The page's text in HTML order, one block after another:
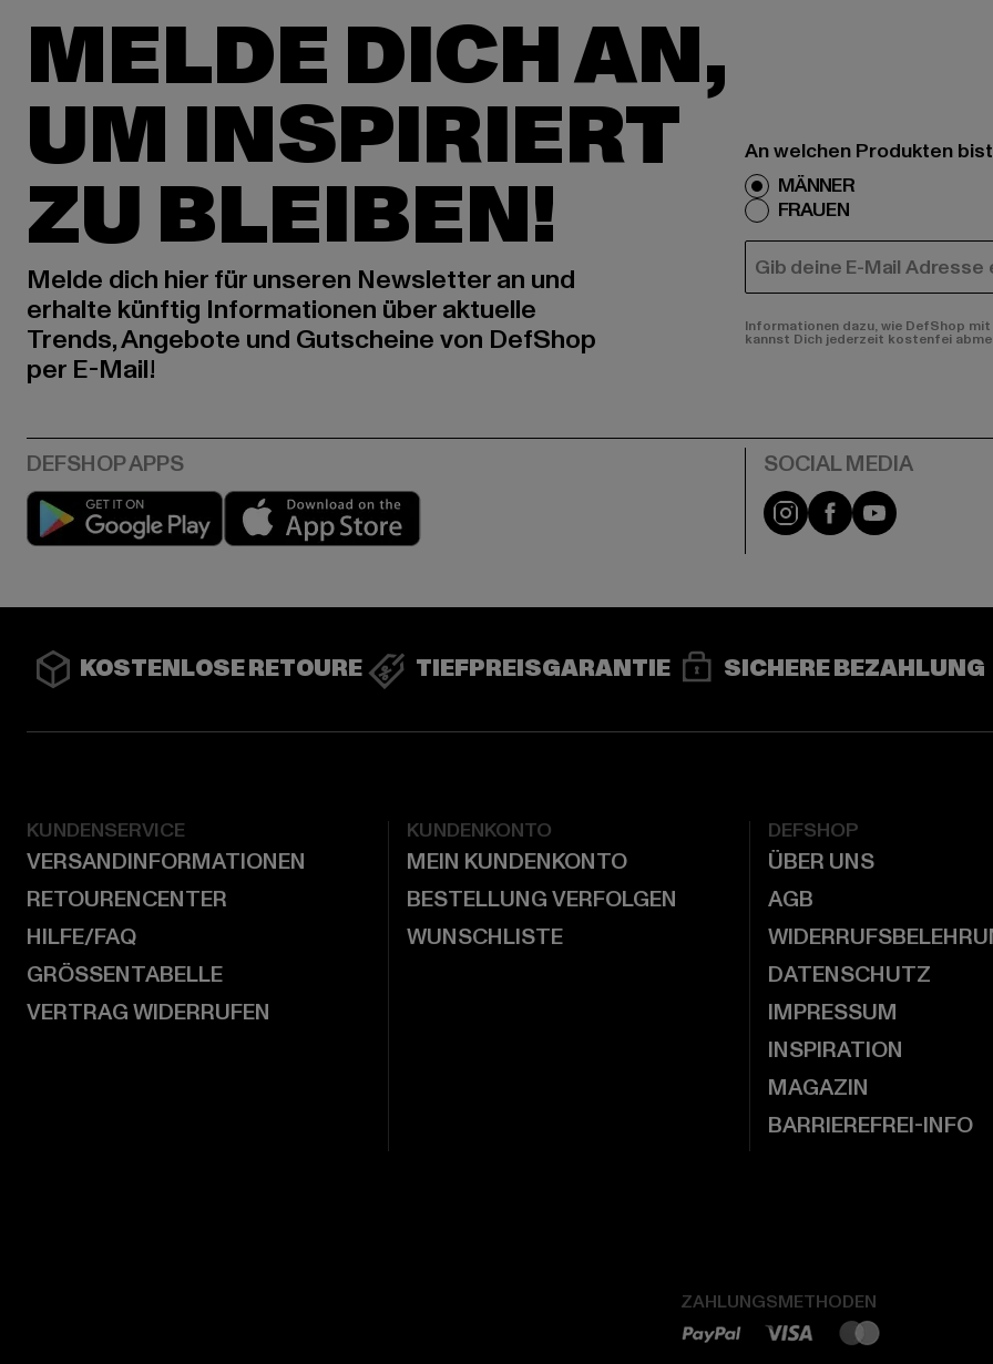
MELDE DICH AN,
UM INSPIRIERT
ZU BLEIBEN!
Melde dich hier für unseren Newsletter an und
erhalte künftig Informationen über aktuelle
Trends, Angebote und Gutscheine von DefShop
per E-Mail!
An welchen Produkten
MÄNNER
FRAUEN
E-MAIL
Informationen dazu, wie DefShop
kannst Dich jederzeit kostenfei
Play market Instagram
FacebookYouTube
KOSTENLOSE RETOURE TIEFPREISGARANTIE SICHERE BEZAHLUNG
KUNDENSERVICE
VERSANDINFORMATIONEN
RETOURENCENTER
HILFE/FAQ
GRÖSSENTABELLE
VERTRAG WIDERRUFEN
KUNDENKONTO
MEIN KUNDENKONTO
BESTELLUNG VERFOLGEN
WUNSCHLISTE
DEFSHOP
ÜBER UNS
AGB
DATENSCHUTZ
IMPRESSUM
INSPIRATION
MAGAZIN
BARRIEREFREI-INFO
ZAHLUNGSMETHODEN